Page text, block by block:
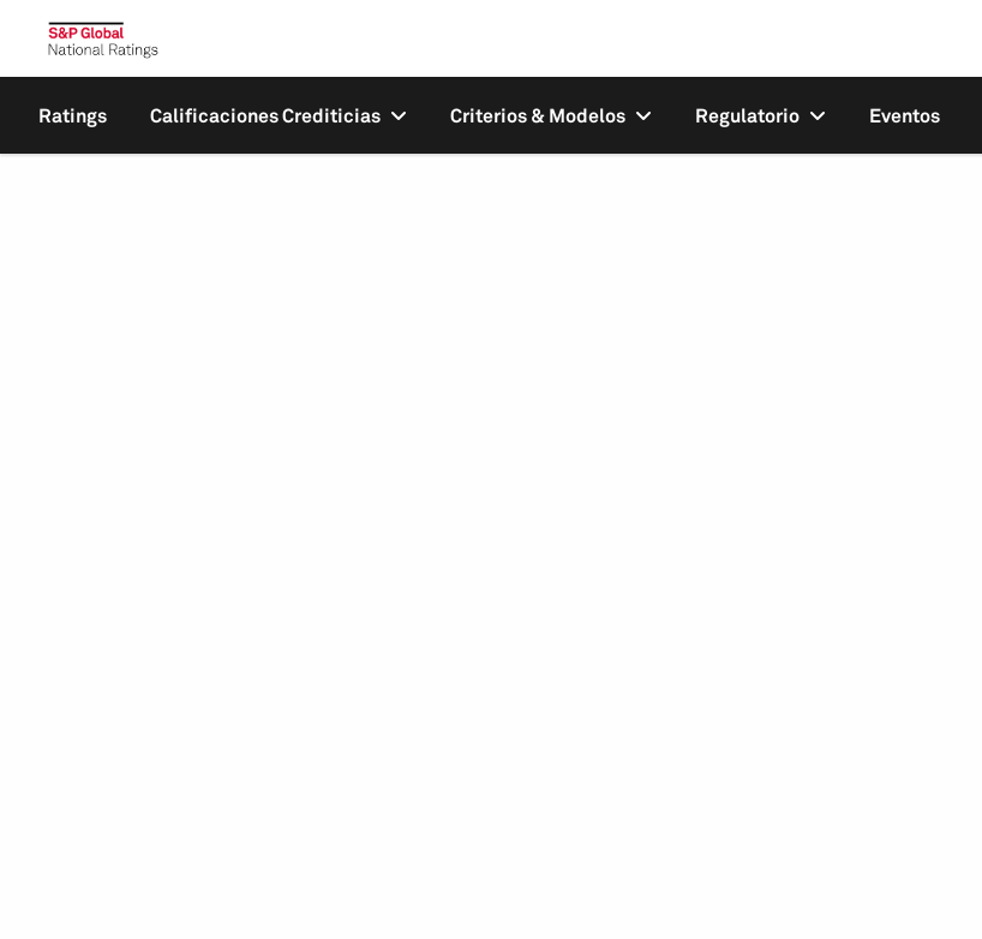
Ratings Calificaciones Crediticias Criterios & Modelos Regulatorio Eventos